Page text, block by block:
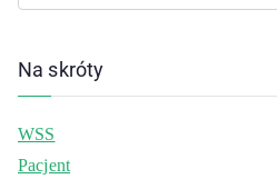
Na skróty
WSS
Pacjent